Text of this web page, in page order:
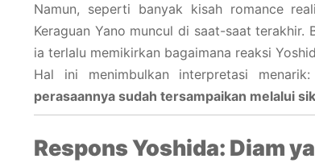
Namun, seperti banyak kisah romance
Keraguan Yano muncul di saat-saat terakhir.
ia terlalu memikirkan bagaimana reaksi
Hal ini menimbulkan interpretasi menarik:
perasaannya sudah tersampaikan melalui
Respons Yoshida: Diam